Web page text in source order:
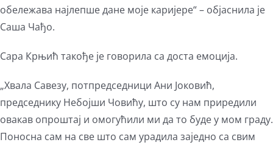
обележава најлепше дане моје каријере“ – објаснила је
Саша Чађо.
Сара Крњић такође је говорила са доста емоција.
„Хвала Савезу, потпредседници Ани Јоковић,
председнику Небојши Човићу, што су нам приредили
овакав опроштај и омогућили ми да то буде у мом граду.
Поносна сам на све што сам урадила заједно са свим